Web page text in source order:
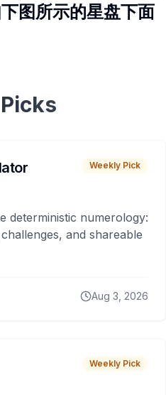
图所示的星盘下面
Weekly Pick
deterministic numerology:
and shareable
Aug 3, 2026
Weekly Pick